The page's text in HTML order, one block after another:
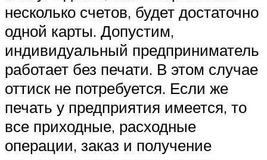
несколько счетов, будет достаточно
одной карты. Допустим,
индивидуальный предприниматель
работает без печати. В этом случае
оттиск не потребуется. Если же
печать у предприятия имеется, то
все приходные, расходные
операции, заказ и получение